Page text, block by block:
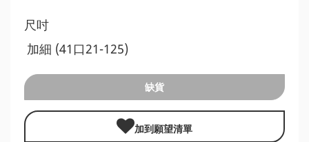
尺吋
加細 (41口21-125)
缺貨
加到願望清單